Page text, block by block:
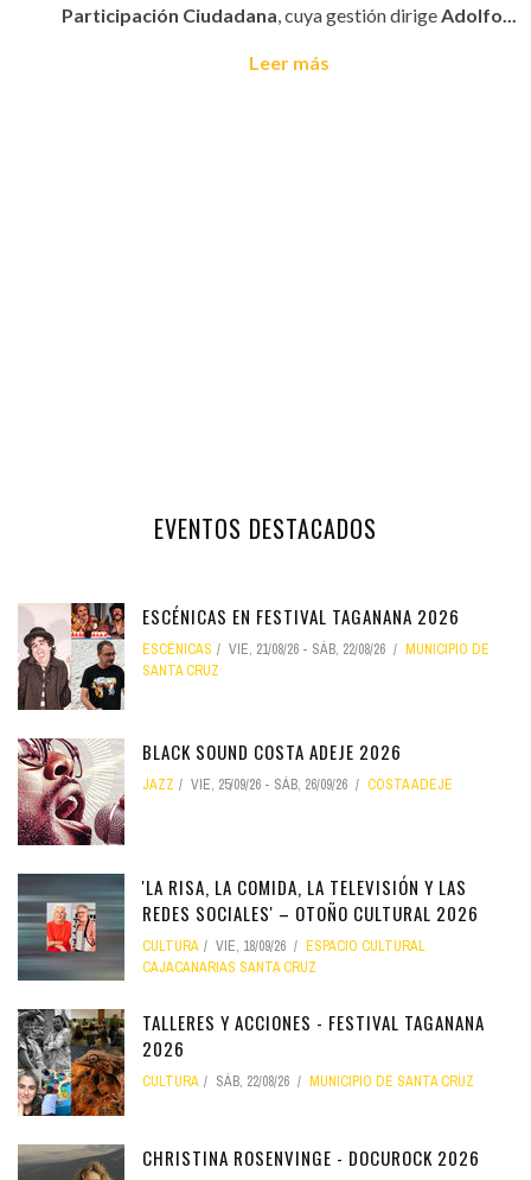
Participación Ciudadana, cuya gestión dirigeAdolfo...
Leer más
EVENTOS DESTACADOS
ESCÉNICAS EN FESTIVAL TAGANANA 2026
ESCÉNICAS VIE, 21/08/26 - SÁB, 22/08/26
MUNICIPIO DE
SANTA CRUZ
BLACK SOUND COSTA ADEJE 2026
JAZZ VIE, 25/09/26 - SÁB, 26/09/26 COSTA ADEJE
'LA RISA, LA COMIDA, LA TELEVISIÓN Y LAS
REDES SOCIALES' – OTOÑO CULTURAL 2026
CULTURA VIE, 18/09/26
ESPACIO CULTURAL
CAJACANARIAS SANTA CRUZ
TALLERES Y ACCIONES - FESTIVAL TAGANANA
2026
CULTURA SÁB, 22/08/26 MUNICIPIO DE SANTA CRUZ
CHRISTINA ROSENVINGE - DOCUROCK 2026